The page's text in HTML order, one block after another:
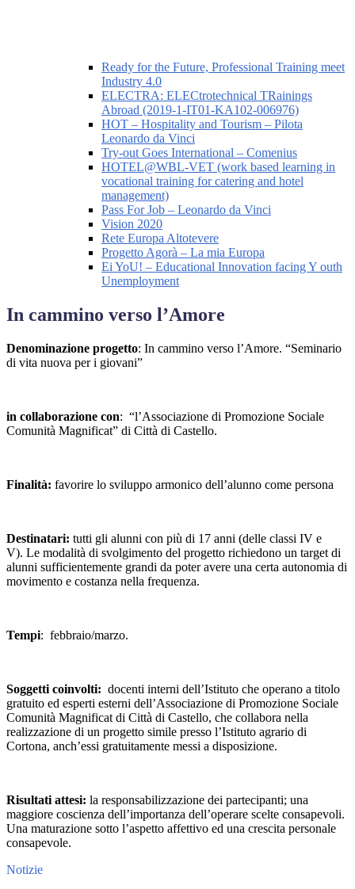
Ready for the Future, Professional Training meet
Industry 4.0
ELECTRA: ELECtrotechnical TRainings
Abroad (2019-1-IT01-KA102-006976)
HOT – Hospitality and Tourism – Pilota
Leonardo da Vinci
Try-out Goes International – Comenius
HOTEL@WBL-VET (work based learning in
vocational training for catering and hotel
management)
Pass For Job – Leonardo da Vinci
Vision 2020
Rete Europa Altotevere
Progetto Agorà – La mia Europa
Ei YoU! – Educational Innovation facing Y outh
Unemployment
In cammino verso l’Amore
Denominazione progetto: In cammino verso l’Amore. “Seminario
di vita nuova per i giovani”
in collaborazione con: “l’Associazione di Promozione Sociale
Comunità Magnificat” di Città di Castello.
Finalità: favorire lo sviluppo armonico dell’alunno come persona
Destinatari: tutti gli alunni con più di 17 anni (delle classi IV e
V). Le modalità di svolgimento del progetto richiedono un target di
alunni sufficientemente grandi da poter avere una certa autonomia di
movimento e costanza nella frequenza.
Tempi: febbraio/marzo.
Soggetti coinvolti: docenti interni dell’Istituto che operano a titolo
gratuito ed esperti esterni dell’Associazione di Promozione Sociale
Comunità Magnificat di Città di Castello, che collabora nella
realizzazione di un progetto simile presso l’Istituto agrario di
Cortona, anch’essi gratuitamente messi a disposizione.
Risultati attesi: la responsabilizzazione dei partecipanti; una
maggiore coscienza dell’importanza dell’operare scelte consapevoli.
Una maturazione sotto l’aspetto affettivo ed una crescita personale
consapevole.
Notizie